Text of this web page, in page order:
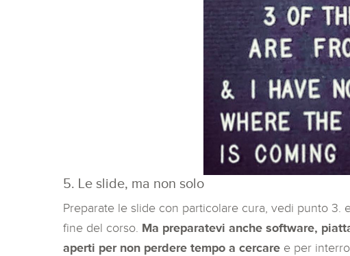
5. Le slide, ma non solo
Preparate le slide con particolare cura, vedi punto 3.
fine del corso. Ma preparatevi anche software,
aperti per non perdere tempo a cercare e per